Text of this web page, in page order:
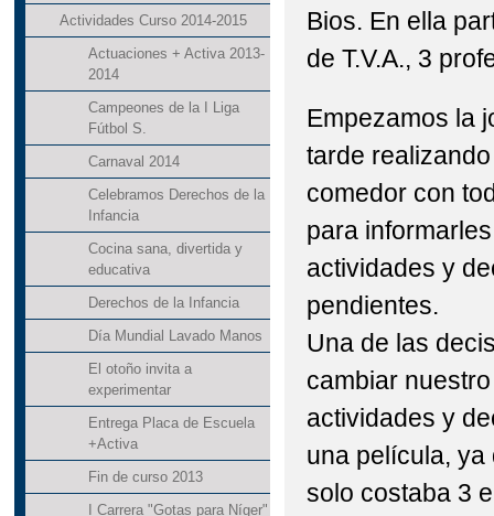
Actividades Curso 2014-2015
Actuaciones + Activa 2013-
2014
Campeones de la I Liga
Fútbol S.
Carnaval 2014
Celebramos Derechos de la
Infancia
Cocina sana, divertida y
educativa
Derechos de la Infancia
Día Mundial Lavado Manos
El otoño invita a
experimentar
Entrega Placa de Escuela
+Activa
Fin de curso 2013
I Carrera "Gotas para Níger"
Bios. En ella
de T.V.A., 3
Empezamos la
tarde
comedor con
para
actividades y
pendientes.
Una de las
cambiar
actividades y
una película,
solo costaba 3